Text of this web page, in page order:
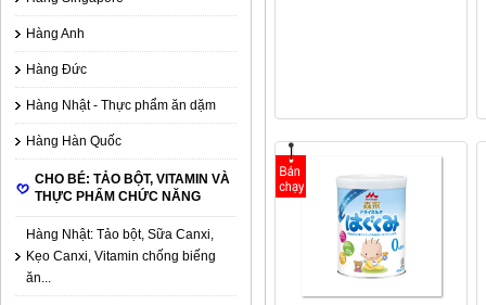
Hàng Anh
Hàng Đức
Hàng Nhật - Thực phẩm ăn dặm
Hàng Hàn Quốc
CHO BÉ: TẢO BỘT, VITAMIN VÀ
THỰC PHẨM CHỨC NĂNG
Hàng Nhật: Tảo bột, Sữa Canxi,
Kẹo Canxi, Vitamin chống biếng
ăn...